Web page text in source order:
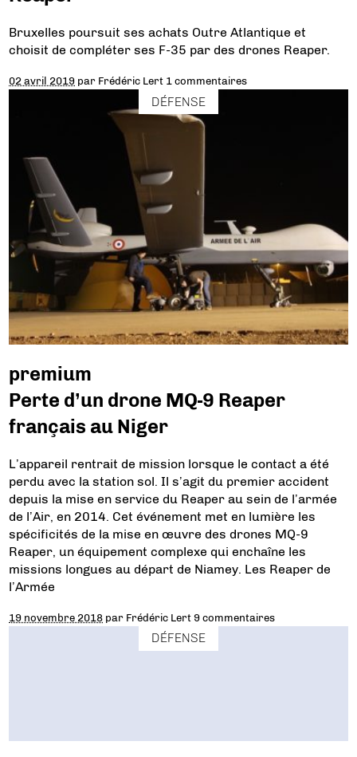
Bruxelles poursuit ses achats Outre Atlantique et
choisit de compléter ses F-35 par des drones Reaper.
02 avril 2019 par Frédéric Lert 1 commentaires
DÉFENSE
premium
Perte d’un drone MQ-9 Reaper
français au Niger
L’appareil rentrait de mission lorsque le contact a été
perdu avec la station sol. Il s’agit du premier accident
depuis la mise en service du Reaper au sein de l’armée
de l’Air, en 2014. Cet événement met en lumière les
spécificités de la mise en œuvre des drones MQ-9
Reaper, un équipement complexe qui enchaîne les
missions longues au départ de Niamey. Les Reaper de
l’Armée
19 novembre 2018 par Frédéric Lert 9 commentaires
DÉFENSE